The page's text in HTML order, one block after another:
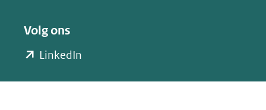
Volg ons
LinkedIn